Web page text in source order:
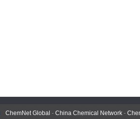
ChemNet Global - China Chemical Network -